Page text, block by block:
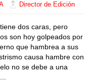
Director de Edición
dos caras, pero
son hoy golpeados por
que hambrea a sus
causa hambre con
no se debe a una